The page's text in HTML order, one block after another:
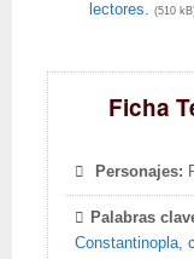
lectores. (510
Ficha
Personajes:
Palabras
Constantinopla,